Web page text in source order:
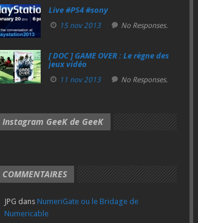
Live #PS4 #sony
15 nov 2013 No Responses.
[ DOC ] GAME OVER : Le règne des
jeux vidéo
11 nov 2013 No Responses.
Instagram GeeK de GeeK
COMMENTAIRES
JPG dans NumeriGate ou le Bridage de
Numericable